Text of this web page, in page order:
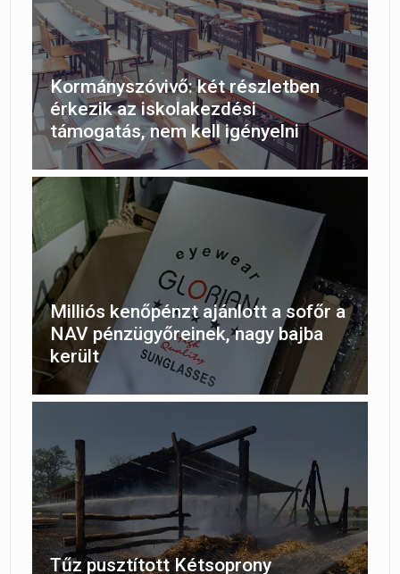
Kormányszóvivő: két részletben
érkezik az iskolakezdési
támogatás, nem kell igényelni
Milliós kenőpénzt ajánlott a sofőr a
NAV pénzügyőreinek, nagy bajba
került
Tűz pusztított Kétsoprony